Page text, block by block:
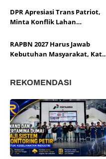
DPR Apresiasi Trans Patriot,
Minta Konflik Lahan
RAPBN 2027 Harus Jawab
Kebutuhan Masyarakat, Kata
REKOMENDASI